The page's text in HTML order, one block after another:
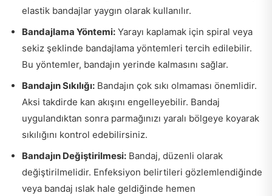
elastik bandajlar yaygın olarak kullanılır.
Bandajlama Yöntemi: Yarayı kaplamak için spiral veya
sekiz şeklinde bandajlama yöntemleri tercih edilebilir.
Bu yöntemler, bandajın yerinde kalmasını sağlar.
Bandajın Sıkılığı: Bandajın çok sıkı olmaması önemlidir.
Aksi takdirde kan akışını engelleyebilir. Bandaj
uygulandıktan sonra parmağınızı yaralı bölgeye koyarak
sıkılığını kontrol edebilirsiniz.
Bandajın Değiştirilmesi: Bandaj, düzenli olarak
değiştirilmelidir. Enfeksiyon belirtileri gözlemlendiğinde
veya bandaj ıslak hale geldiğinde hemen